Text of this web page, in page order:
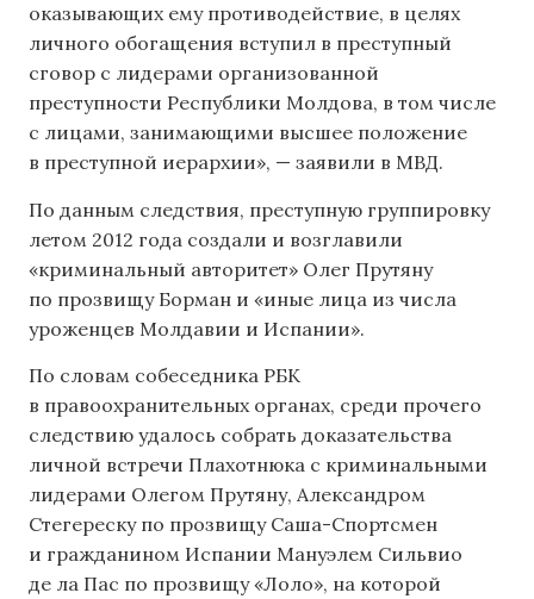
оказывающих ему противодействие, в целях
личного обогащения вступил в преступный
сговор с лидерами организованной
преступности Республики Молдова, в том числе
с лицами, занимающими высшее положение
в преступной иерархии», — заявили в МВД.
По данным следствия, преступную группировку
летом 2012 года создали и возглавили
«криминальный авторитет» Олег Прутяну
по прозвищу Борман и «иные лица из числа
уроженцев Молдавии и Испании».
По словам собеседника РБК
в правоохранительных органах, среди прочего
следствию удалось собрать доказательства
личной встречи Плахотнюка с криминальными
лидерами Олегом Прутяну, Александром
Стегереску по прозвищу Саша-Спортсмен
и гражданином Испании Мануэлем Сильвио
де ла Пас по прозвищу «Лоло», на которой